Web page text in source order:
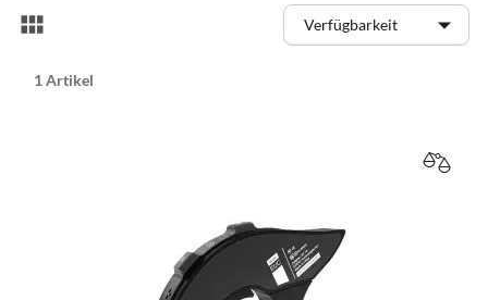
Anzeigen
Liste
1 Artikel